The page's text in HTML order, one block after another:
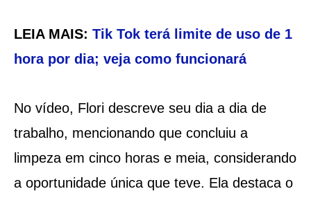
LEIA MAIS: Tik Tok terá limite de uso de 1
hora por dia; veja como funcionará
No vídeo, Flori descreve seu dia a dia de
trabalho, mencionando que concluiu a
limpeza em cinco horas e meia, considerando
a oportunidade única que teve. Ela destaca o